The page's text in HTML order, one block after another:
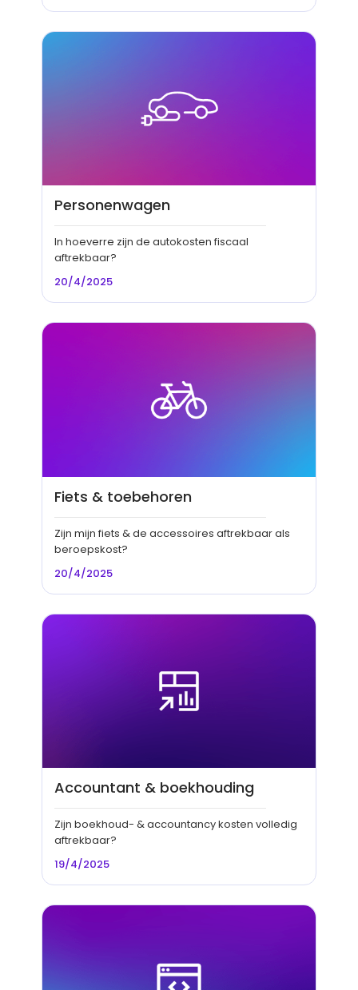
Personenwagen
In hoeverre zijn de autokosten fiscaal
aftrekbaar?
20/4/2025
Fiets & toebehoren
Zijn mijn fiets & de accessoires aftrekbaar als
beroepskost?
20/4/2025
Accountant & boekhouding
Zijn boekhoud- & accountancy kosten volledig
aftrekbaar?
19/4/2025